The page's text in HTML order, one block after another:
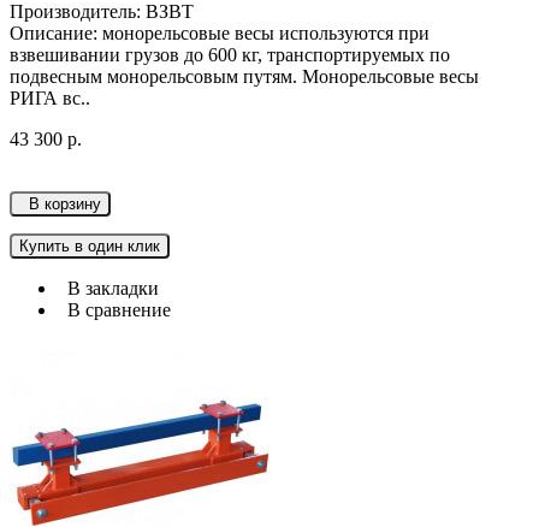
Производитель: ВЗВТ
Описание: монорельсовые весы используютcя при
взвешивании грузов до 600 кг, транспортируемых по
подвесным монорельсовым путям. Монорельсовые весы
РИГА вс..
43 300 р.
В корзину
Купить в один клик
В закладки
В сравнение